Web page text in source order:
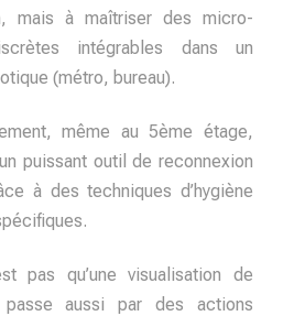
mais à maîtriser des micro-
intégrables dans un
(métro, bureau).
même au 5ème étage,
puissant outil de reconnexion
à des techniques d’hygiène
pas qu’une visualisation de
aussi par des actions